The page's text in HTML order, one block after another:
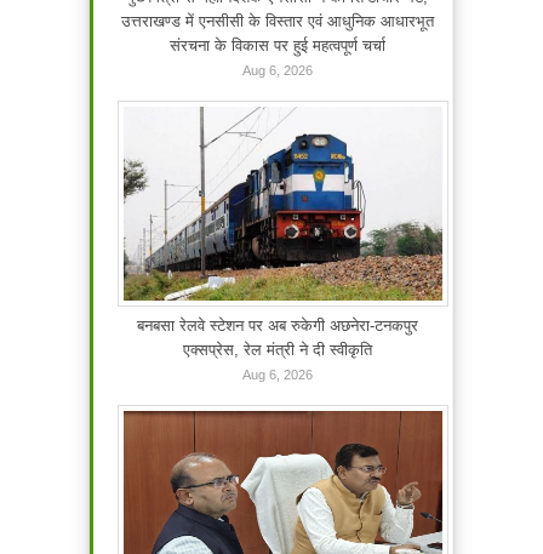
उत्तराखण्ड में एनसीसी के विस्तार एवं आधुनिक आधारभूत
संरचना के विकास पर हुई महत्वपूर्ण चर्चा
Aug 6, 2026
बनबसा रेलवे स्टेशन पर अब रुकेगी अछनेरा-टनकपुर
एक्सप्रेस, रेल मंत्री ने दी स्वीकृति
Aug 6, 2026